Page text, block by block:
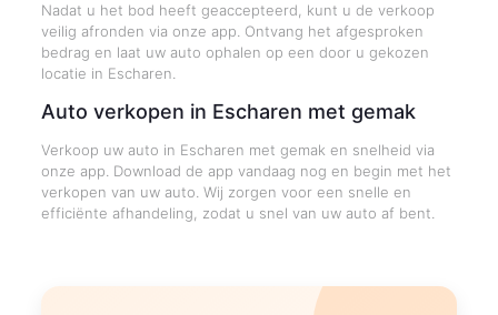
Nadat u het bod heeft geaccepteerd, kunt u de verkoop
veilig afronden via onze app. Ontvang het afgesproken
bedrag en laat uw auto ophalen op een door u gekozen
locatie in Escharen.
Auto verkopen in Escharen met gemak
Verkoop uw auto in Escharen met gemak en snelheid via
onze app. Download de app vandaag nog en begin met het
verkopen van uw auto. Wij zorgen voor een snelle en
efficiënte afhandeling, zodat u snel van uw auto af bent.